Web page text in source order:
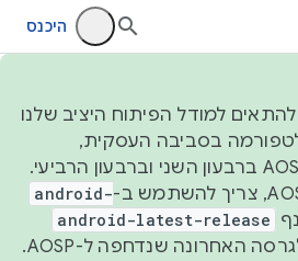
היכנס
2026, כדי להתאים למודל הפיתוח היציב שלנו
בסביבה העסקית,
נפרסם קוד מקור ב-AOSP ברבעון השני וברבעון הרביעי.
android-
android-latest-release
manifest תמיד יפנה לגרסה האחרונה שנדחפה ל-AOSP.